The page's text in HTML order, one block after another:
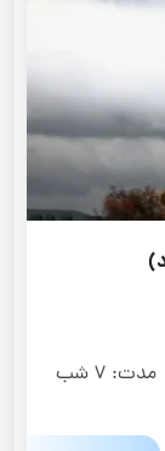
مدت: 7 شب